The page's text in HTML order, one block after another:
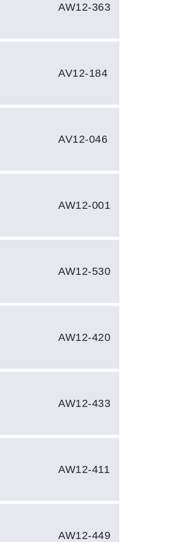
AW12-363
AV12-184
AV12-046
AW12-001
AW12-530
AW12-420
AW12-433
AW12-411
AW12-449